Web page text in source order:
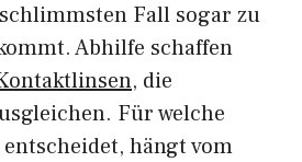
Fall sogar zu
Abhilfe schaffen
, die
Für welche
hängt vom